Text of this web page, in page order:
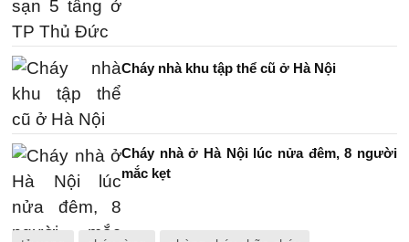
Cháy nhà khu tập thể cũ ở Hà Nội
Cháy nhà ở Hà Nội lúc nửa đêm, 8 người
mắc kẹt